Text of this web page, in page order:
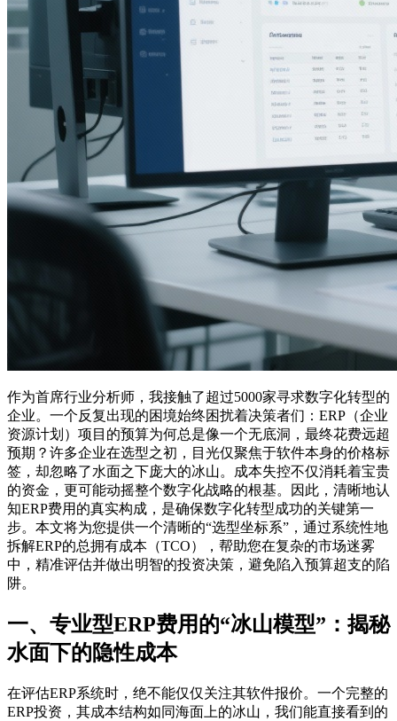
作为首席行业分析师，我接触了超过5000家寻求数字化转型的
企业。一个反复出现的困境始终困扰着决策者们：ERP（企业
资源计划）项目的预算为何总是像一个无底洞，最终花费远超
预期？许多企业在选型之初，目光仅聚焦于软件本身的价格标
签，却忽略了水面之下庞大的冰山。成本失控不仅消耗着宝贵
的资金，更可能动摇整个数字化战略的根基。因此，清晰地认
知ERP费用的真实构成，是确保数字化转型成功的关键第一
步。本文将为您提供一个清晰的“选型坐标系”，通过系统性地
拆解ERP的总拥有成本（TCO），帮助您在复杂的市场迷雾
中，精准评估并做出明智的投资决策，避免陷入预算超支的陷
阱。
一、专业型ERP费用的“冰山模型”：揭秘
水面下的隐性成本
在评估ERP系统时，绝不能仅仅关注其软件报价。一个完整的
ERP投资，其成本结构如同海面上的冰山，我们能直接看到的